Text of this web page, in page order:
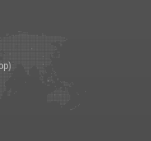
конференция по обобщению